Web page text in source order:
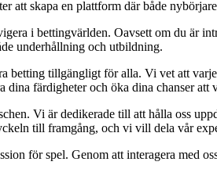
att skapa en plattform där både
i bettingvärlden. Oavsett om du är
underhållning och utbildning.
tillgängligt för alla. Vi vet att
färdigheter och öka dina chanser att
Vi är dedikerade till att hålla oss
till framgång, och vi vill dela vår
för spel. Genom att interagera med